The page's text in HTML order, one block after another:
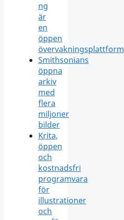
ng
är
en
öppen
övervakningsplattform
Smithsonians
öppna
arkiv
med
flera
miljoner
bilder
Krita,
öppen
och
kostnadsfri
programvara
för
illustrationer
och